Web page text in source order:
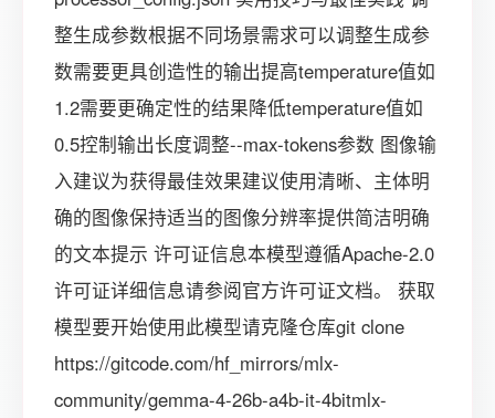
整生成参数根据不同场景需求可以调整生成参
数需要更具创造性的输出提高temperature值如
1.2需要更确定性的结果降低temperature值如
0.5控制输出长度调整--max-tokens参数️ 图像输
入建议为获得最佳效果建议使用清晰、主体明
确的图像保持适当的图像分辨率提供简洁明确
的文本提示 许可证信息本模型遵循Apache-2.0
许可证详细信息请参阅官方许可证文档。 获取
模型要开始使用此模型请克隆仓库git clone
https://gitcode.com/hf_mirrors/mlx-
community/gemma-4-26b-a4b-it-4bitmlx-